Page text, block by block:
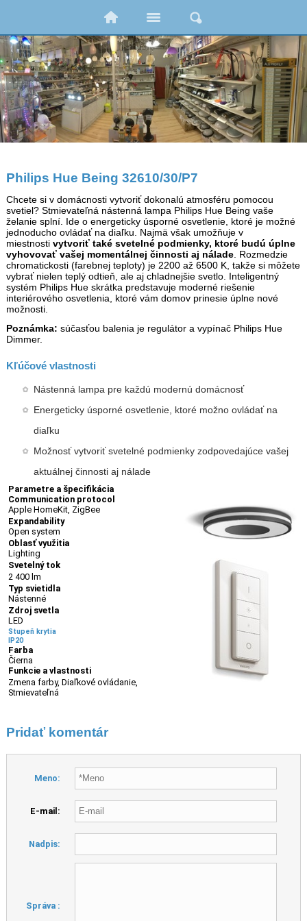
Philips Hue Being 32610/30/P7
Chcete si v domácnosti vytvoriť dokonalú atmosféru pomocou
svetiel? Stmievateľná nástenná lampa Philips Hue Being vaše
želanie splní. Ide o energeticky úsporné osvetlenie, ktoré je možné
jednoducho ovládať na diaľku. Najmä však umožňuje v
miestnosti vytvoriť také svetelné podmienky, ktoré budú úplne
vyhovovať vašej momentálnej činnosti aj nálade. Rozmedzie
chromatickosti (farebnej teploty) je 2200 až 6500 K, takže si môžete
vybrať nielen teplý odtieň, ale aj chladnejšie svetlo. Inteligentný
systém Philips Hue skrátka predstavuje moderné riešenie
interiérového osvetlenia, ktoré vám domov prinesie úplne nové
možnosti.
Poznámka: súčasťou balenia je regulátor a vypínač Philips Hue
Dimmer.
Kľúčové vlastnosti
Nástenná lampa pre každú modernú domácnosť
Energeticky úsporné osvetlenie, ktoré možno ovládať na
diaľku
Možnosť vytvoriť svetelné podmienky zodpovedajúce vašej
aktuálnej činnosti aj nálade
Parametre a špecifikácia
Communication protocol
Apple HomeKit, ZigBee
Expandability
Open system
Oblasť využitia
Lighting
Svetelný tok
2 400 lm
Typ svietidla
Nástenné
Zdroj svetla
LED
Stupeň krytia
IP20
Farba
Čierna
Funkcie a vlastnosti
Zmena farby, Diaľkové ovládanie,
Stmievateľná
Pridať komentár
Meno:
E-mail:
Nadpis:
Správa :